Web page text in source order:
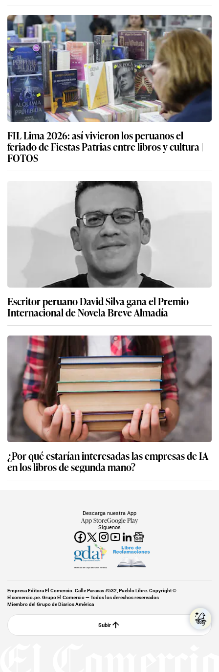
FIL Lima 2026: así vivieron los peruanos el
feriado de Fiestas Patrias entre libros y cultura |
FOTOS
Escritor peruano David Silva gana el Premio
Internacional de Novela Breve Almadía
¿Por qué estarían interesadas las empresas de IA
en los libros de segunda mano?
Síguenos
Descarga nuestra App
App StoreGoogle Play
Miembro del Grupo de Diarios América
Empresa Editora El Comercio. Calle Paracas #532, Pueblo Libre. Copyright ©
Elcomercio.pe. Grupo El Comercio — Todos los derechos reservados
Miembro del Grupo de Diarios América
Subir